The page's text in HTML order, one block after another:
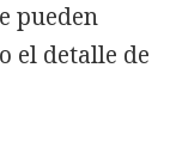
pueden
el detalle de